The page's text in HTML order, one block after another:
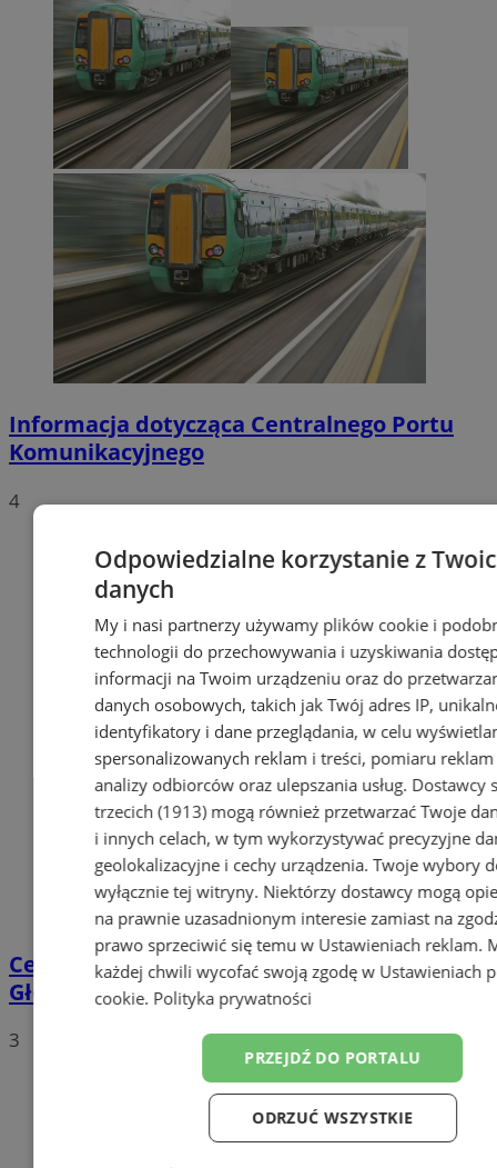
Informacja dotycząca Centralnego Portu
Komunikacyjnego
4
Centrum przesiadkowe przy Dworcu
Głównym w Orzeszu?
3
Odpowiedzialne korzystanie z
danych
My i nasi partnerzy używamy plików cookie i
technologii do przechowywania i uzyskiwania
informacji na Twoim urządzeniu oraz do
danych osobowych, takich jak Twój adres IP,
identyfikatory i dane przeglądania, w celu
spersonalizowanych reklam i treści, pomiaru
analizy odbiorców oraz ulepszania usług. Dostawcy
trzecich (1913)mogą również przetwarzać Twoje
i innych celach, w tym wykorzystywać precyzyjne
geolokalizacyjne i cechy urządzenia. Twoje wybory
wyłącznie tej witryny. Niektórzy dostawcy mogą
na prawnie uzasadnionym interesie zamiast na
prawo sprzeciwić się temu w Ustawieniach reklam.
każdej chwili wycofać swoją zgodę w Ustawieniach
cookie. Polityka prywatności
PRZEJDŹ DO PORTALU
ODRZUĆ WSZYSTKIE